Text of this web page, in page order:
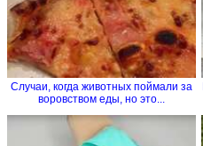
Случаи, когда животных поймали за
воровством еды, но это...